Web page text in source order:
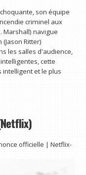
son équipe
criminel aux
Marshall) navigue
Ritter)
les salles d'audience,
cette
et le plus
officielle | Netflix-